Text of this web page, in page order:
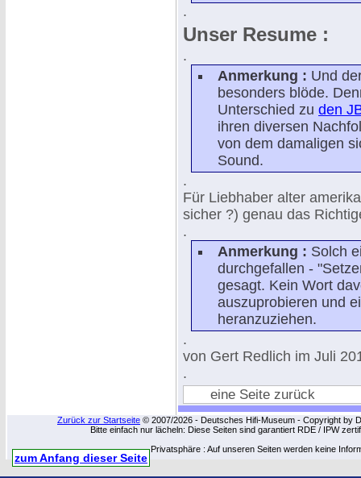
.
Unser Resume :
.
Anmerkung : Und
besonders blöde.
Unterschied zu den
ihren diversen
von dem damaligen
Sound.
.
Für Liebhaber alter
sicher ?) genau das
.
Anmerkung : Solch
durchgefallen -
gesagt. Kein Wort
auszuprobieren und
heranzuziehen.
.
von Gert Redlich im Juli
.
eine Seite zurück
Zurück zur Startseite © 2007/2026 - Deutsches Hifi-Museum - Copyright by
Bitte einfach nur lächeln: Diese Seiten sind garantiert RDE / IPW
Privatsphäre : Auf unseren Seiten werden keine
zum Anfang dieser Seite